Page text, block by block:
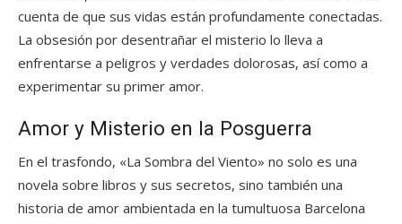
cuenta de que sus vidas están profundamente conectadas.
La obsesión por desentrañar el misterio lo lleva a
enfrentarse a peligros y verdades dolorosas, así como a
experimentar su primer amor.
Amor y Misterio en la Posguerra
En el trasfondo, «La Sombra del Viento» no solo es una
novela sobre libros y sus secretos, sino también una
historia de amor ambientada en la tumultuosa Barcelona